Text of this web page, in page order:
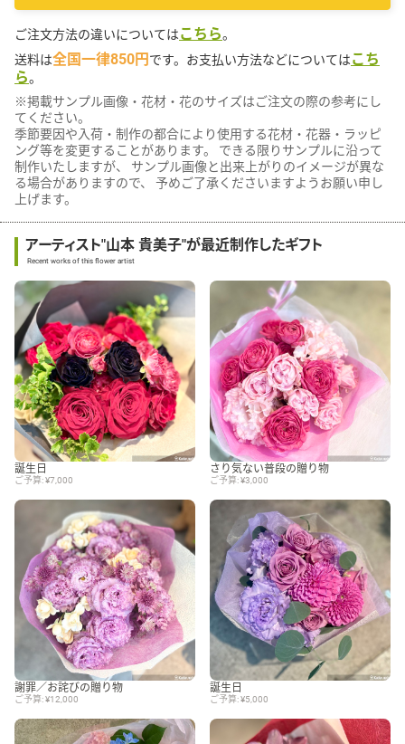
ご注文方法の違いについてはこちら。
送料は全国一律850円です。お支払い方法などについてはこち
ら。
※掲載サンプル画像・花材・花のサイズはご注文の際の参考にし
てください。
季節要因や入荷・制作の都合により使用する花材・花器・ラッピ
ング等を変更することがあります。 できる限りサンプルに沿って
制作いたしますが、 サンプル画像と出来上がりのイメージが異な
る場合がありますので、 予めご了承くださいますようお願い申し
上げます。
アーティスト"山本 貴美子"が最近制作したギフト
Recent works of this flower artist
誕生日
ご予算: ¥7,000
さり気ない普段の贈り物
ご予算: ¥3,000
謝罪／お詫びの贈り物
ご予算: ¥12,000
誕生日
ご予算: ¥5,000